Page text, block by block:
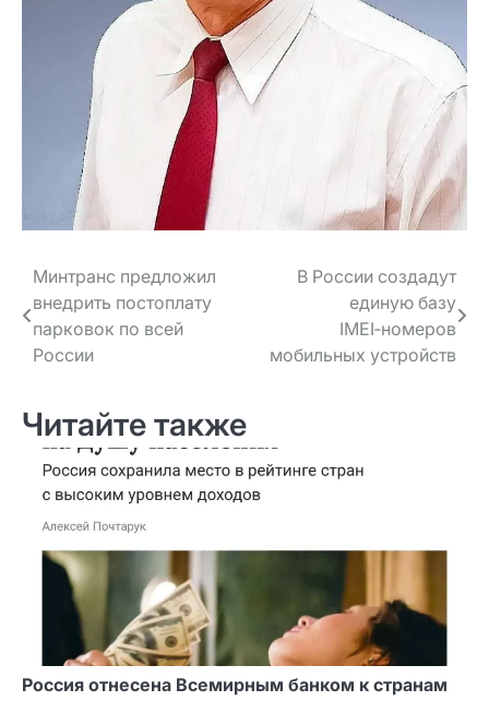
Навигация
по записям
Минтранс предложил
внедрить постоплату
парковок по всей
России
В России создадут
единую базу
IMEI‑номеров
мобильных устройств
Читайте также
Россия отнесена Всемирным банком к странам